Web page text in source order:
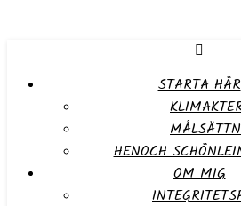
STARTA HÄR
HENOCH
OM MIG